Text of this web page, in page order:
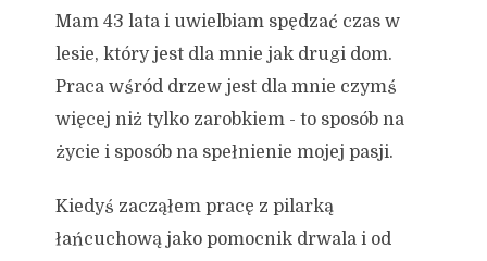
Mam 43 lata i uwielbiam spędzać czas w
lesie, który jest dla mnie jak drugi dom.
Praca wśród drzew jest dla mnie czymś
więcej niż tylko zarobkiem - to sposób na
życie i sposób na spełnienie mojej pasji.
Kiedyś zacząłem pracę z pilarką
łańcuchową jako pomocnik drwala i od